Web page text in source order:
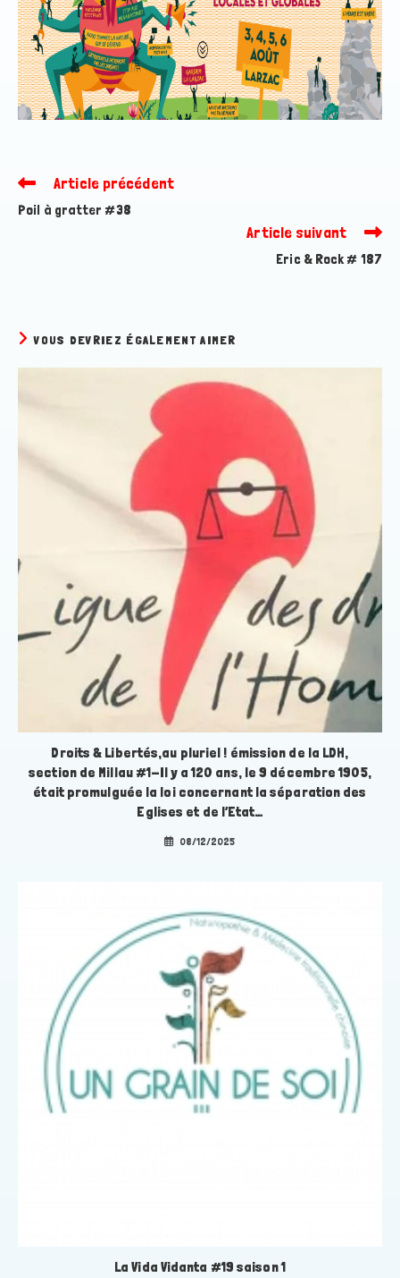
Read
articles
Article précédent
Poil à gratter #38
Article suivant
Eric & Rock # 187
VOUS DEVRIEZ ÉGALEMENT AIMER
Droits & Libertés,au pluriel ! émission de la LDH,
section de Millau #1-Il y a 120 ans, le 9 décembre 1905,
était promulguée la loi concernant la séparation des
Eglises et de l’Etat…
08/12/2025
La Vida Vidanta #19 saison 1